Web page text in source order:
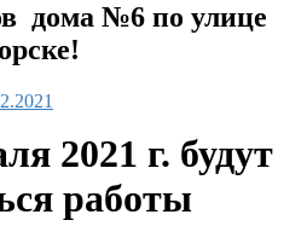
дома №6 по улице
2021 г. будут
работы